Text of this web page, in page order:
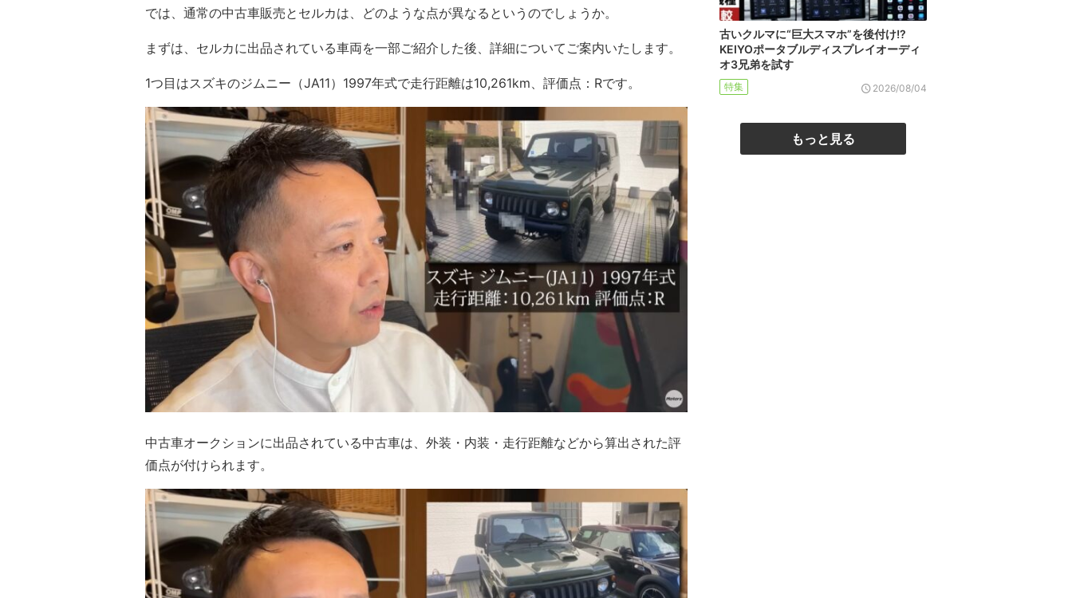
では、通常の中古車販売とセルカは、どのような点が異なるというのでしょうか。
まずは、セルカに出品されている車両を一部ご紹介した後、詳細についてご案内いたします。
1つ目はスズキのジムニー（JA11）1997年式で走行距離は10,261km、評価点：Rです。
中古車オークションに出品されている中古車は、外装・内装・走行距離などから算出された評
価点が付けられます。
古いクルマに“巨大スマホ”を後付け!?
KEIYOポータブルディスプレイオーディ
オ3兄弟を試す
特集 2026/08/04
もっと見る